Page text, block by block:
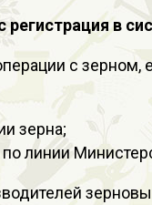
в
с
зерна;
линии